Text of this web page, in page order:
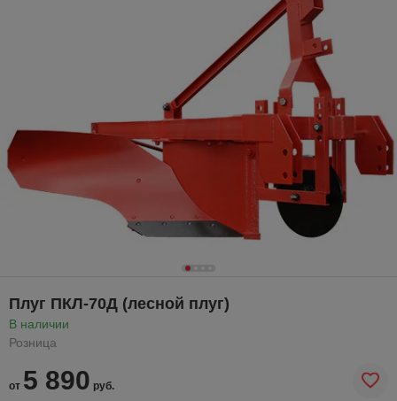
Плуг ПКЛ-70Д (лесной плуг)
В наличии
Розница
от 5 890 руб.